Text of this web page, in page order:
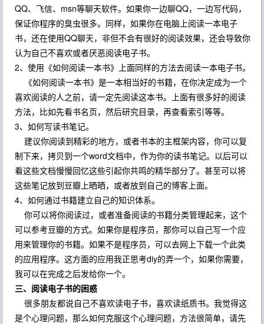
QQ、飞信、msn等聊天软件。如果你一边聊QQ，一边写代码，
保证你程序的臭虫很多。同样，如果你在电脑上阅读一本电子
书，还在使用QQ聊天，非但不会有很好的阅读效果，还会导致你
认为自己不喜欢或者厌恶阅读电子书。
2、使用《如何阅读一本书》上面同样的方法去阅读一本电子书。
《如何阅读一本书》是一本相当好的书籍，在你决定成为一个
喜欢阅读的人之前，请一定先阅读这本书。上面有很多好的阅读
方法，比如先看书名页，然后研究目录，再查看索引等等。
3、如何写读书笔记。
建议你阅读到精彩的地方，或者书本的主框架内容，你可以复
制下来，拷贝到一个word文档中，作为你的读书笔记。以后可以
看这些文档慢慢回忆这些引起你共鸣的精华部分了。甚至可以将
这些笔记放到豆瓣上晒晒，或者放到自己的博客上面。
4、如何通过书籍建立自己的知识体系。
你可以将你阅读过，或者准备阅读的书籍分类管理起来，这个
可以参考豆瓣的方式。如果你是程序员，那你可以自己写一个应
用来管理你的书籍。如果不是程序员，可以去网上下载一个此类
的应用程序。这方面的应用我正思考diy的弄一个，如果你需要，
我可以在完成之后发给你一个。
三、阅读电子书的困惑
很多朋友都说自己不喜欢读电子书，喜欢读纸质书。我觉得这
是个心理问题，那么如何克服这个心理问题，方法很简单，请先